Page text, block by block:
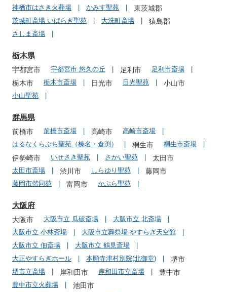
神栖市はさき火葬場 かみす聖苑 東茨城郡
茨城町斎場 いばらき聖苑 大洗町斎場 猿島郡
さしま斎場
栃木県
宇都宮市 宇都宮市 悠久の丘 足利市 足利市斎場
栃木市 栃木市斎場 日光市 日光聖苑 小山市
小山聖苑
群馬県
前橋市 前橋市斎場 高崎市
高崎市斎場
はるなくらぶち聖苑（榛名・倉渕）
桐生市 桐生市斎場
伊勢崎市 いせさき聖苑 さかい聖苑 太田市
太田市斎場 渋川市 しらゆり聖苑 藤岡市
藤岡市偕同苑 富岡市 かぶら聖苑
大阪府
大阪市 大阪市立 瓜破斎場
大阪市立 北斎場
大阪市立 小林斎場
大阪市立葬祭場 やすらぎ天空館
大阪市立 佃斎場
大阪市立 鶴見斎場
大正やすらぎホール
本願寺津村別院(北御堂) 堺市
堺市立斎場 岸和田市 岸和田市立斎場 豊中市
豊中市立火葬場 池田市